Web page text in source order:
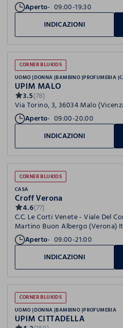
Aperto 09:00-19:30
INDICAZIONI
CORNER BLUKIDS
UOMO DONNA BAMBINO PROFUMERIA
UPIM MALO
3.5(78)
Via Torino, 3, 36034 Malo
Aperto 09:00-20:00
INDICAZIONI
CORNER BLUKIDS
CASA
Croff Verona
4.6(77)
C.C. Le Corti Venete - Viale Del
Martino Buon Albergo (Verona)
Aperto 09:00-21:00
INDICAZIONI
CORNER BLUKIDS
UOMO DONNA BAMBINO PROFUMERIA
UPIM CITTADELLA